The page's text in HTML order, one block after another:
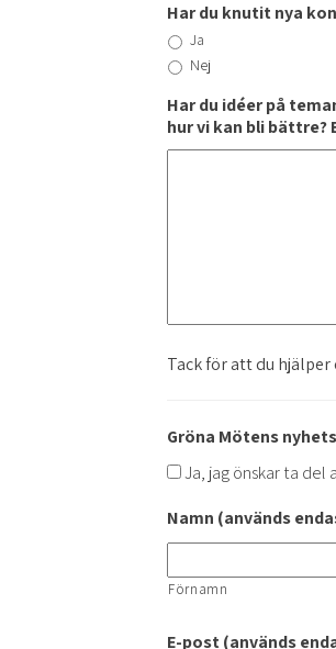
Har du knutit nya
Ja
Nej
Har du idéer på
hur vi kan bli
Tack för att du
Gröna Mötens
Ja, jag önskar ta del
Namn (används
Förnamn
E-post (används